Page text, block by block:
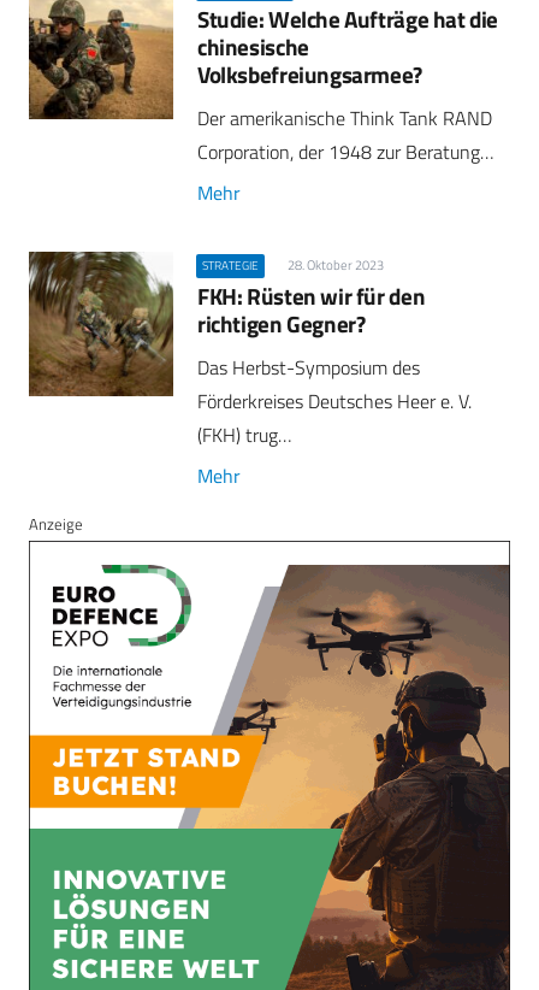
Studie: Welche Aufträge hat die
chinesische
Volksbefreiungsarmee?
Der amerikanische Think Tank RAND
Corporation, der 1948 zur Beratung…
Mehr
STRATEGIE 28. Oktober 2023
FKH: Rüsten wir für den
richtigen Gegner?
Das Herbst-Symposium des
Förderkreises Deutsches Heer e. V.
(FKH) trug…
Mehr
Anzeige